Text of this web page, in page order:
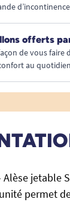
d’incontinence
offerts
de vous
au quotidien
Alèse jetable
permet